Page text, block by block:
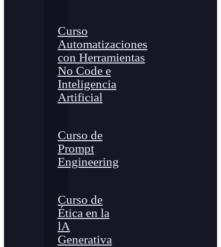
Curso
Automatizaciones
con Herramientas
No Code e
Inteligencia
Artificial
Curso de
Prompt
Engineering
Curso de
Ética en la
lA
Generativa